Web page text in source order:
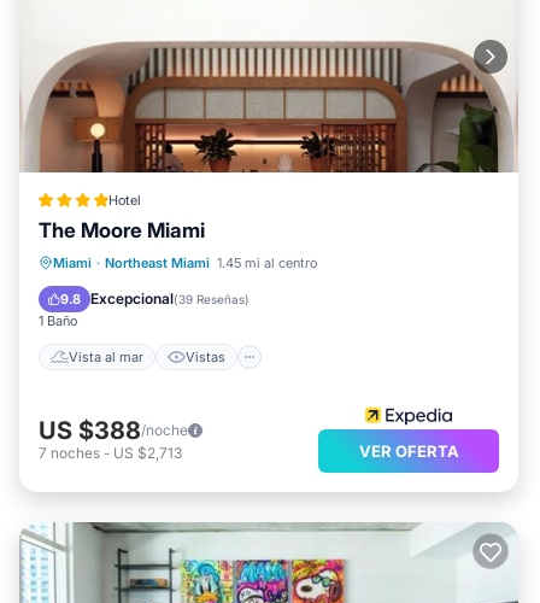
Hotel
The Moore Miami
Miami · Northeast Miami 1.45 mi al centro
9.8 Excepcional(39 Reseñas)
1 Baño
Vista al mar Vistas
Vista al mar Vistas
Cocina
US $388/noche
7 noches - US $2,713 VER OFERTA